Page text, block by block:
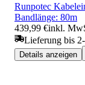
Runpotec
Bandlänge: 80m
439,99 €inkl.
Lieferung bis
Details anzeigen